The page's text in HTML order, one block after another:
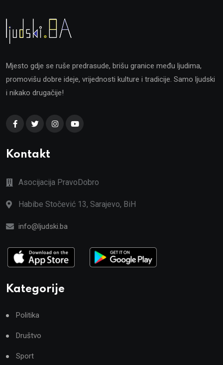
Mjesto gdje se ruše predrasude, brišu granice među ljudima,
promovišu dobre ideje, vrijednosti kulture i tradicije. Samo ljudski
i nikako drugačije!
Kontakt
Asocijacija PravoDobro
Habibe Stočević 13, Sarajevo, BiH
info@ljudski.ba
Kategorije
Politika
Društvo
Sport